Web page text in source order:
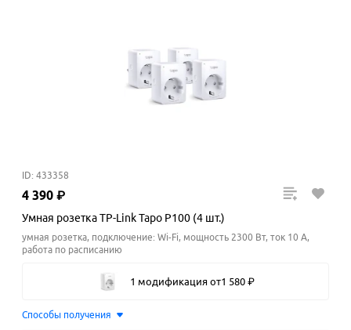
ID: 433358
4 390 ₽
Умная розетка TP-Link Tapo P100 (4 шт.)
умная розетка, подключение: Wi-Fi, мощность 2300 Вт, ток 10 A,
работа по расписанию
1 модификация от1 580 ₽
Способы получения